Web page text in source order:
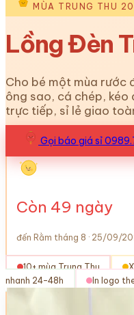
MÙA TRUNG THU
Lồng Đèn
Cho bé một mùa rước
ông sao, cá chép, kéo
trực tiếp, sỉ lẻ giao
Gọi báo giá sỉ
Còn 49 ngày
đến Rằm tháng 8 · 25/09/
10+ mùa Trung Thu
nhanh 24–48h
In logo